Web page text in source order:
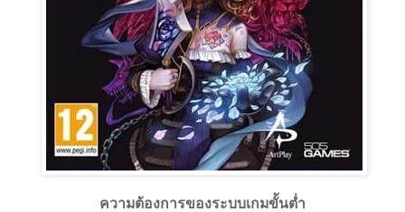
ความต้องการของระบบเกมขั้นต่ำ